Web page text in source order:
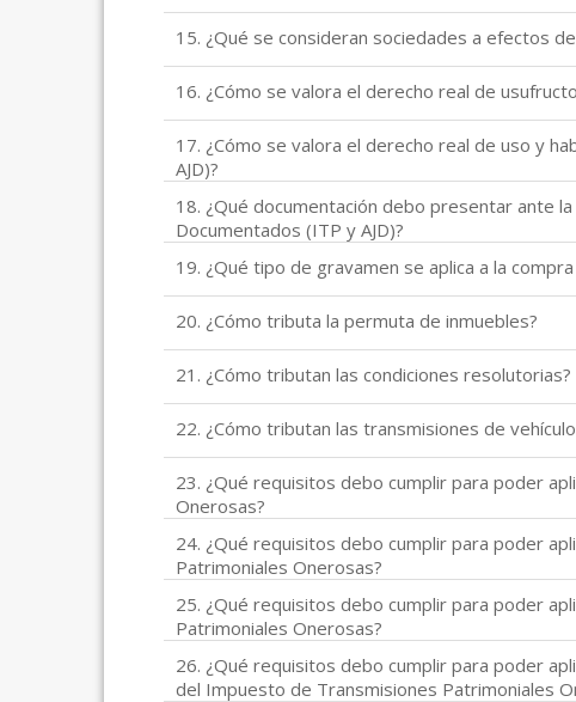
15. ¿Qué se consideran sociedades a efectos
16. ¿Cómo se valora el derecho real de
17. ¿Cómo se valora el derecho real de uso y
AJD)?
18. ¿Qué documentación debo presentar ante
Documentados (ITP y AJD)?
19. ¿Qué tipo de gravamen se aplica a la
20. ¿Cómo tributa la permuta de inmuebles?
21. ¿Cómo tributan las condiciones resolutorias?
22. ¿Cómo tributan las transmisiones de
23. ¿Qué requisitos debo cumplir para poder
Onerosas?
24. ¿Qué requisitos debo cumplir para poder
Patrimoniales Onerosas?
25. ¿Qué requisitos debo cumplir para poder
Patrimoniales Onerosas?
26. ¿Qué requisitos debo cumplir para poder
del Impuesto de Transmisiones Patrimoniales